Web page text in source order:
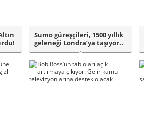
Sumo güreşçileri, 1500 yıllık
geleneği Londra’ya taşıyor..